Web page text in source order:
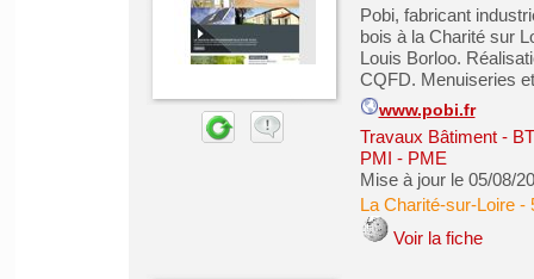
Pobi, fabricant
bois à la Charité sur
Louis Borloo.
CQFD. Menuiseries
www.pobi.fr
Travaux Bâtiment -
PMI - PME
Mise à jour le 05/08/
La Charité-sur-Loire-
Voir la fiche